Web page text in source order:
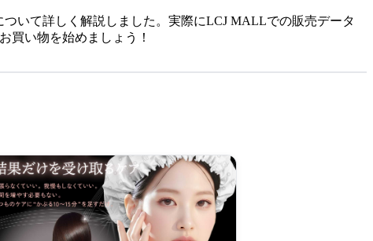
いて詳しく解説しました。実際にLCJ MALLでの販売データ
買い物を始めましょう！